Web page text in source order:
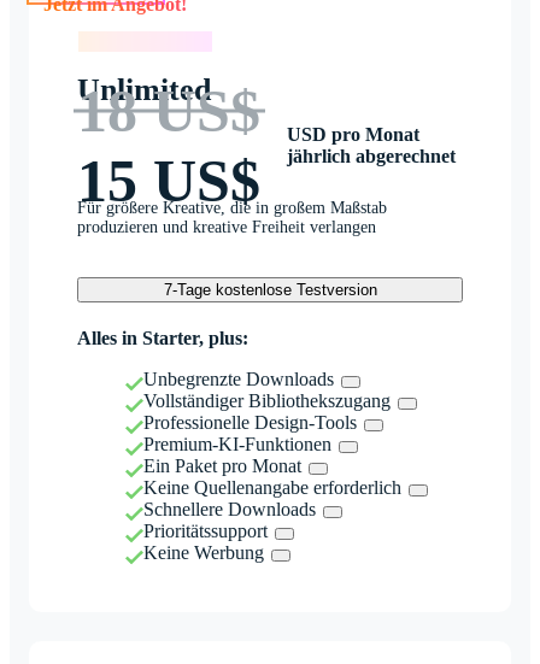
Unlimited
18 US$
15 US$
USD pro Monat
jährlich abgerechnet
Für größere Kreative, die in großem Maßstab
produzieren und kreative Freiheit verlangen
7-Tage kostenlose Testversion
Alles in Starter, plus:
Unbegrenzte Downloads
Vollständiger Bibliothekszugang
Professionelle Design-Tools
Premium-KI-Funktionen
Ein Paket pro Monat
Keine Quellenangabe erforderlich
Schnellere Downloads
Prioritätssupport
Keine Werbung